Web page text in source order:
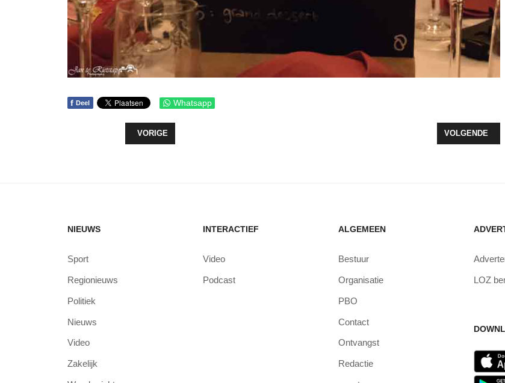
f Deel Whatsapp
VORIG ARTIKEL: DOE MEE AAN DE 17E EDITIE VAN DE ROTARY NIEUWJAARSDUIK ZEEWOLDE!
VORIGE VOLGENDE
VOLGENDE
NIEUWS
Sport
Regionieuws
Politiek
Nieuws
Video
Zakelijk
INTERACTIEF
Video
Podcast
ALGEMEEN
Bestuur
Organisatie
PBO
Contact
Ontvangst
Redactie
LOZ